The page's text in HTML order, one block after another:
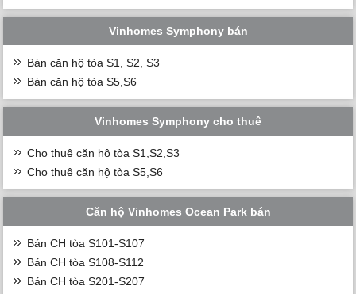
Vinhomes Symphony bán
Bán căn hộ tòa S1, S2, S3
Bán căn hộ tòa S5,S6
Vinhomes Symphony cho thuê
Cho thuê căn hộ tòa S1,S2,S3
Cho thuê căn hộ tòa S5,S6
Căn hộ Vinhomes Ocean Park bán
Bán CH tòa S101-S107
Bán CH tòa S108-S112
Bán CH tòa S201-S207